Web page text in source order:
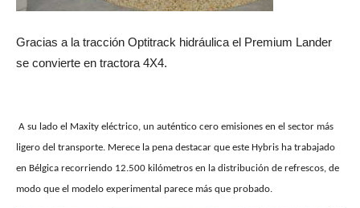
Gracias a la tracción Optitrack hidráulica el Premium Lander
se convierte en tractora 4X4.
A su lado el Maxity eléctrico, un auténtico cero emisiones en el sector más
ligero del transporte. Merece la pena destacar que este Hybris ha trabajado
en Bélgica recorriendo 12.500 kilómetros en la distribución de refrescos, de
modo que el modelo experimental parece más que probado.